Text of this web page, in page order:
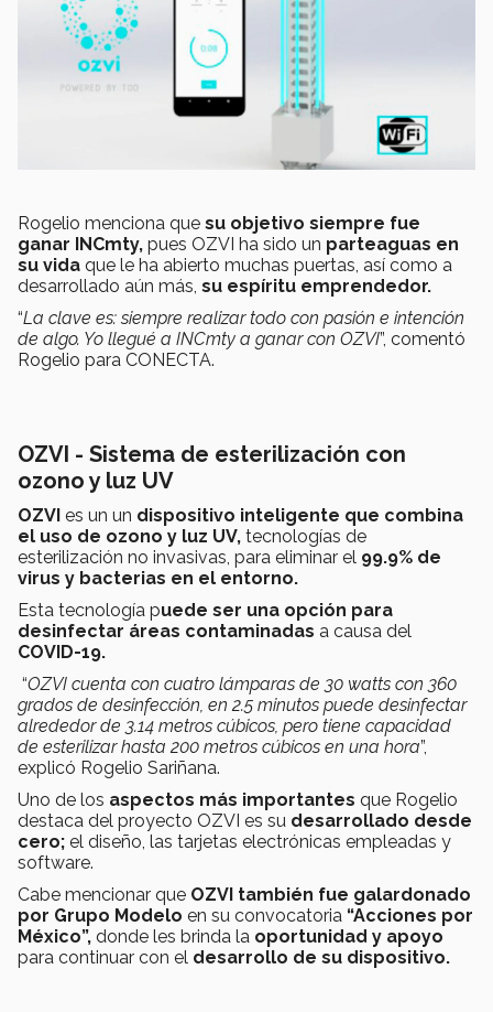
Rogelio menciona que su objetivo siempre fue
ganar INCmty, pues OZVI ha sido un parteaguas en
su vida que le ha abierto muchas puertas, así como a
desarrollado aún más, su espíritu emprendedor.
“La clave es: siempre realizar todo con pasión e intención
de algo. Yo llegué a INCmty a ganar con OZVI”, comentó
Rogelio para CONECTA.
OZVI - Sistema de esterilización con
ozono y luz UV
OZVI es un un dispositivo inteligente que combina
el uso de ozono y luz UV, tecnologías de
esterilización no invasivas, para eliminar el 99.9% de
virus y bacterias en el entorno.
Esta tecnología puede ser una opción para
desinfectar áreas contaminadas a causa del
COVID-19.
“OZVI cuenta con cuatro lámparas de 30 watts con 360
grados de desinfección, en 2.5 minutos puede desinfectar
alrededor de 3.14 metros cúbicos, pero tiene capacidad
de esterilizar hasta 200 metros cúbicos en una hora”,
explicó Rogelio Sariñana.
Uno de los aspectos más importantes que Rogelio
destaca del proyecto OZVI es su desarrollado desde
cero; el diseño, las tarjetas electrónicas empleadas y
software.
Cabe mencionar que OZVI también fue galardonado
por Grupo Modelo en su convocatoria “Acciones por
México”, donde les brinda la oportunidad y apoyo
para continuar con el desarrollo de su dispositivo.